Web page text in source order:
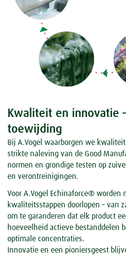
Kwaliteit en innovatie
toewijding
Bij A.Vogel waarborgen we
strikte naleving van de Good
normen en grondige testen op
en verontreinigingen.
Voor A.Vogel Echinaforce® worden
kwaliteitsstappen doorlopen – van
om te garanderen dat elk product
hoeveelheid actieve bestanddelen
optimale concentraties.
Innovatie en een pioniersgeest